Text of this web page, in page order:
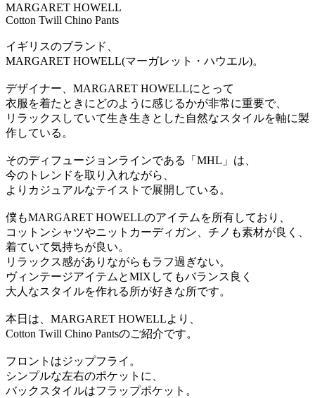
MARGARET HOWELL
Cotton Twill Chino Pants
イギリスのブランド、
MARGARET HOWELL(マーガレット・ハウエル)。
デザイナー、MARGARET HOWELLにとって
衣服を着たときにどのように感じるかが非常に重要で、
リラックスしていて生き生きとした自然なスタイルを軸に製
作している。
そのディフュージョンラインである「MHL」は、
今のトレンドを取り入れながら、
よりカジュアルなテイストで展開している。
僕もMARGARET HOWELLのアイテムを所有しており、
コットンシャツやニットカーディガン、チノも素材が良く、
着ていて気持ちが良い。
リラックス感がありながらもラフ過ぎない。
ヴィンテージアイテムとMIXしてもバランス良く
大人なスタイルを作れる所が好きな所です。
本日は、MARGARET HOWELLより、
Cotton Twill Chino Pantsのご紹介です。
フロントはジップフライ。
シンプルな左右のポケットに、
バックスタイルはフラップポケット。